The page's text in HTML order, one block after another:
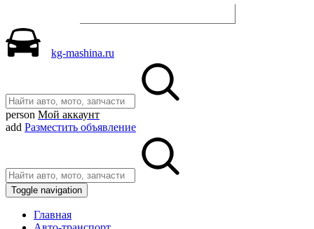
kg-mashina.ru
person Мой аккаунт
add Разместить объявление
Toggle navigation
Главная